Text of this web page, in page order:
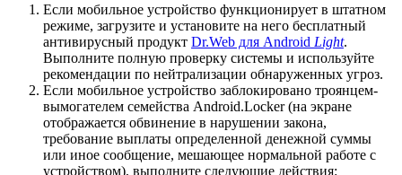
Если мобильное устройство функционирует в штатном
режиме, загрузите и установите на него бесплатный
антивирусный продукт Dr.Web для Android Light.
Выполните полную проверку системы и используйте
рекомендации по нейтрализации обнаруженных угроз.
Если мобильное устройство заблокировано троянцем-
вымогателем семейства Android.Locker (на экране
отображается обвинение в нарушении закона,
требование выплаты определенной денежной суммы
или иное сообщение, мешающее нормальной работе с
устройством), выполните следующие действия: